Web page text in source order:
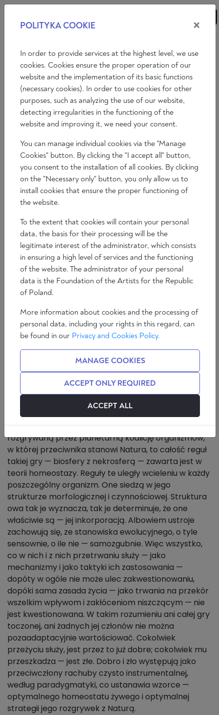
Archiwum myśli polskiej
EMPIRIA I KULTURA
2024-01-29
Czas czytania 12 min
EMPIRIA I KULTURA
[Tekst pochodzi z książki Fantastyka i futurologia
(1970), wyd. III, Kraków 1989, t. 1, s. 215-224].
Jeżeli życie, w oku biologa ewolucjonisty, jest partią
rozgrywaną przez planetarną koalicję organizmów,
w której przeciwnika stanowi Natura, to całość reguł
takiej gry — biosfery z nekrosferą — zawarta jest w
teorii homeostazy. Reguły te uległy wcieleniu w każdy
poszczególny organizm. One siedzą w jego
strukturze morfologicznej i czynnościowej. Struktura
owa tak je wyznacza, tak je determinuje, że one
właściwie są — jej inkorporacją. Albowiem ustroje
zachowują się, ze stanowiska ewolucyjnego, o tyle
sensownie, o ile nie — samozgubnie. Więc wszystko,
co w nich i z nich przetrwaniu służy — jako
mechanizmy i jako taktyki ich zastosowania —
dopóty w ogóle nie może ulec zakwestionowaniu,
dopóki sama zasada życia — jako trwania na przekór
wszelkim wpływom i zakłóceniom niszczącym — nie
jest kwestionowana. W takim rozumieniu ani całej gry
toczonej, ani żadnych jej członów nie można
pozaadaptacyjnie wartościować. Cokolwiek
przeżyciu służy, jest przez to już dobre; cokolwiek mu
przeszkadza — jest złe. Dobro i zło występują jako
przeciwczłony rachuby czysto instrumentalnej,
według paradygmatyki, co ustanawia wzorce —
optymalnego homeostatu żywego i optymalnej
strategii jego rozgrywek z Naturą.
POLITYKA COOKIE ×
In order to provide services at the highest level, we use
cookies. Cookies ensure the proper operation of our
website and the implementation of its basic functions
(necessary cookies). In order to use cookies for other
purposes, such as analyzing the use of our website,
detecting irregularities in the functioning of the
website and improving it, we need your consent.
You can manage individual cookies via the "Manage
Cookies" button. By clicking the "I accept all" button,
you consent to the installation of all cookies. By clicking
on the "Necessary only" button, you only allow us to
install cookies that ensure the proper functioning of
the website.
To the extent that cookies will contain your personal
data, the basis for their processing will be the
legitimate interest of the administrator, which consists
in ensuring a high level of services and the functioning
of the website. The administrator of your personal
data is the Foundation of the Artists for the Republic
of Poland.
More information about cookies and the processing of
personal data, including your rights in this regard, can
be found in our Privacy and Cookies Policy.
MANAGE COOKIES
ACCEPT ONLY REQUIRED
ACCEPT ALL